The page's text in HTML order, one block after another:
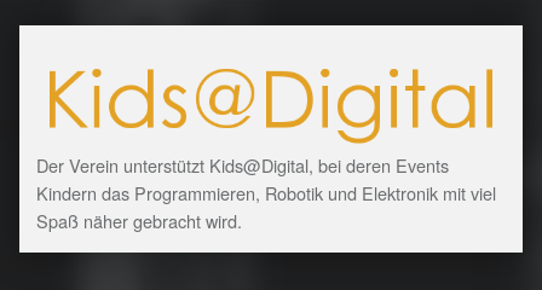
Der Verein unterstützt Kids@Digital, bei deren Events
Kindern das Programmieren, Robotik und Elektronik mit viel
Spaß näher gebracht wird.